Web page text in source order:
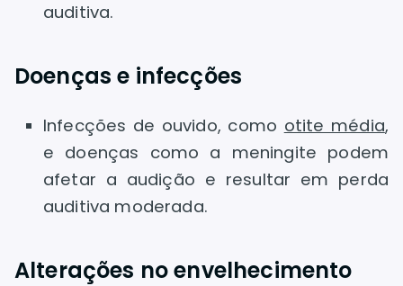
auditiva.
Doenças e infecções
Infecções de ouvido, como otite média,
e doenças como a meningite podem
afetar a audição e resultar em perda
auditiva moderada.
Alterações no envelhecimento